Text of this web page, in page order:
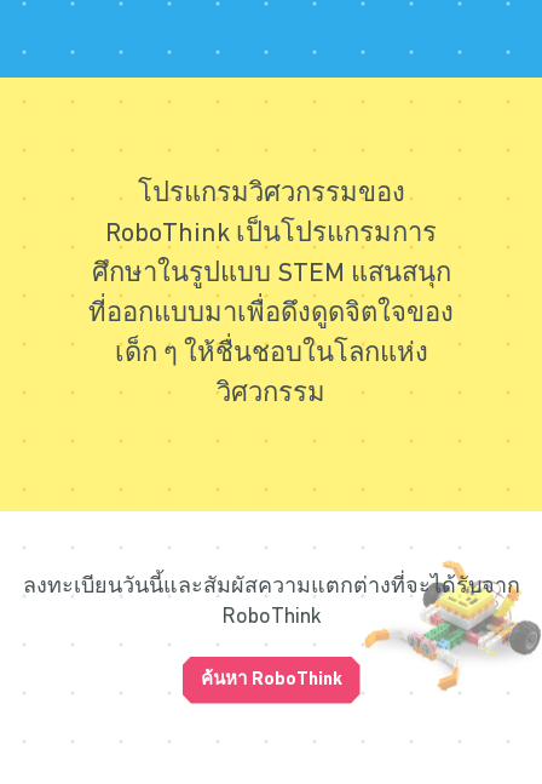
โปรแกรมวิศวกรรมของ
RoboThink เป็นโปรแกรมการ
ศึกษาในรูปแบบ STEM แสนสนุก
ที่ออกแบบมาเพื่อดึงดูดจิตใจของ
เด็ก ๆ ให้ชื่นชอบในโลกแห่ง
วิศวกรรม
ลงทะเบียนวันนี้และสัมผัสความแตกต่างที่จะได้รับจาก
RoboThink
ค้นหา RoboThink